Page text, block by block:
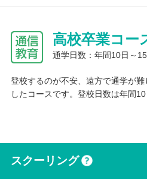
高校卒業コー
通学日数：年間10日～
登校するのが不安、遠方で通学が
したコースです。登校日数は年間
スクーリング